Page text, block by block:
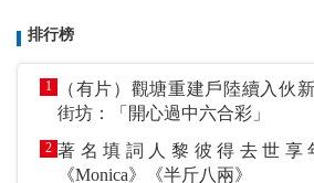
排行榜
1
（有片）觀塘重建戶陸續入
街坊：「開心過中六合彩」
2 著名填詞人黎彼得去世
《Monica》《半斤八兩》